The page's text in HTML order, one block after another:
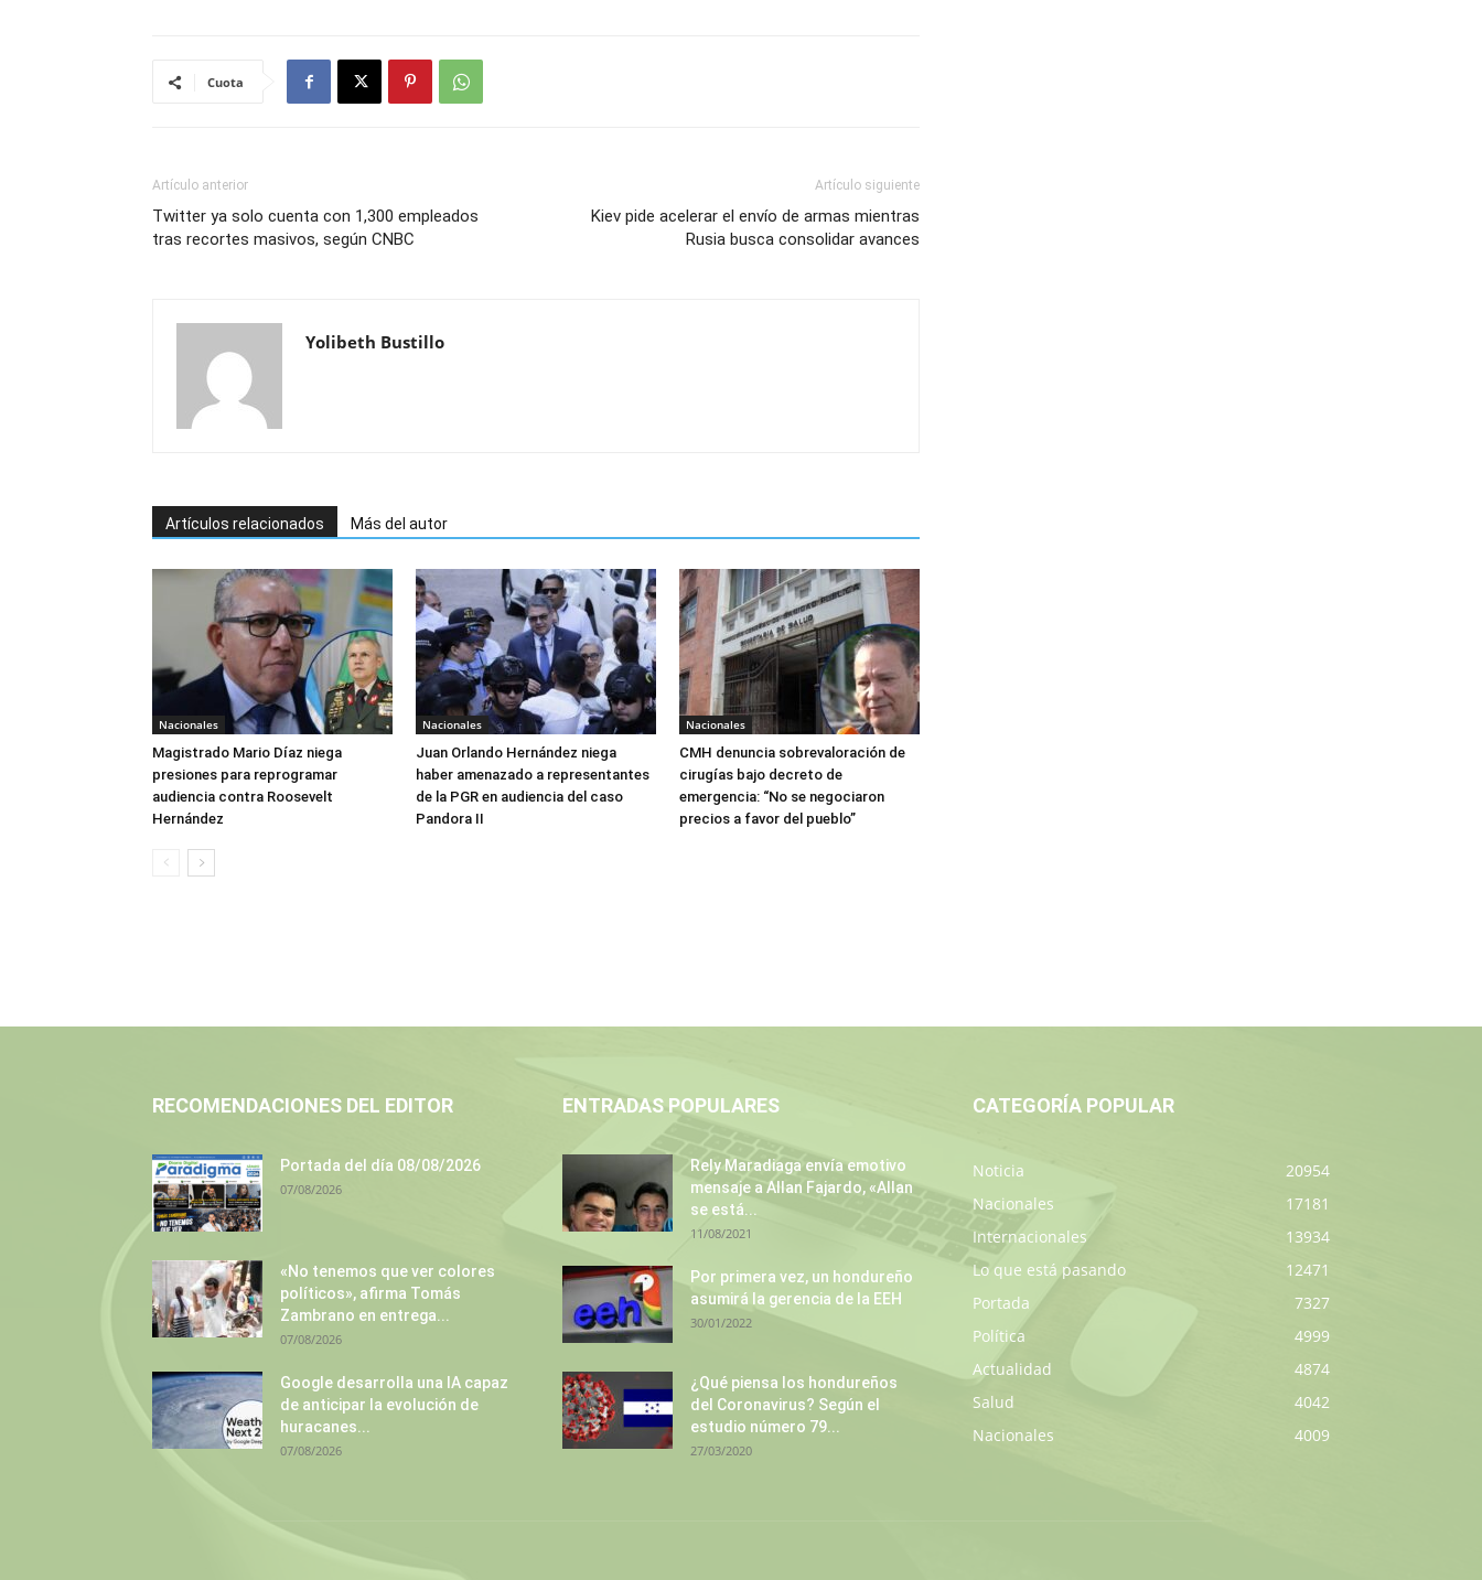
Cuota
Artículo anterior
Twitter ya solo cuenta con 1,300 empleados
tras recortes masivos, según CNBC
Artículo siguiente
Kiev pide acelerar el envío de armas mientras
Rusia busca consolidar avances
Yolibeth Bustillo
Artículos relacionados Más del autor
Nacionales
Magistrado Mario Díaz niega
presiones para reprogramar
audiencia contra Roosevelt
Hernández
Nacionales
Juan Orlando Hernández niega
haber amenazado a representantes
de la PGR en audiencia del caso
Pandora II
Nacionales
CMH denuncia sobrevaloración de
cirugías bajo decreto de
emergencia: “No se negociaron
precios a favor del pueblo”
RECOMENDACIONES DEL EDITOR
Portada del día 08/08/2026
07/08/2026
«No tenemos que ver colores
políticos», afirma Tomás
Zambrano en entrega...
07/08/2026
Google desarrolla una IA capaz
de anticipar la evolución de
huracanes...
07/08/2026
ENTRADAS POPULARES
Rely Maradiaga envía emotivo
mensaje a Allan Fajardo, «Allan
se está...
11/08/2021
Por primera vez, un hondureño
asumirá la gerencia de la EEH
30/01/2022
¿Qué piensa los hondureños
del Coronavirus? Según el
estudio número 79...
27/03/2020
CATEGORÍA POPULAR
Noticia
20954
Nacionales
17181
Internacionales
13934
Lo que está pasando
12471
Portada
7327
Política
4999
Actualidad
4874
Salud
4042
Nacionales
4009